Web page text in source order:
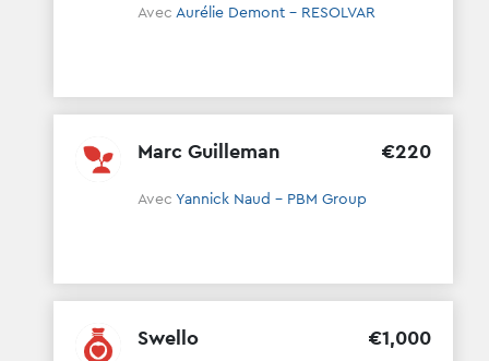
Avec Aurélie Demont - RESOLVAR
Marc Guilleman €220
Avec Yannick Naud - PBM Group
Swello €1,000